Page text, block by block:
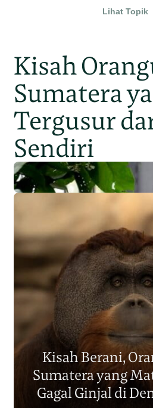
Lihat Topik
Kisah
Sumatera
Tergusur
Sendiri
Populasi
Sumatera
Individu dalam Satu
Junaidi Hanafiah
Kisah Berani,
Sumatera yang
Gagal Ginjal di